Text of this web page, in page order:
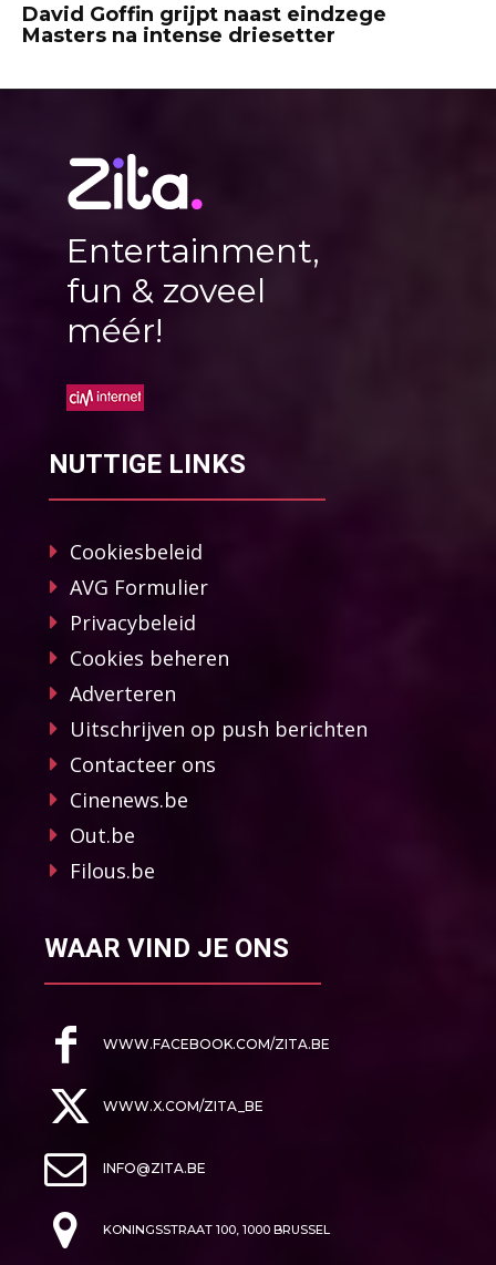
David Goffin grijpt naast eindzege
Masters na intense driesetter
Entertainment,
fun & zoveel
méér!
NUTTIGE LINKS
Cookiesbeleid
AVG Formulier
Privacybeleid
Cookies beheren
Adverteren
Uitschrijven op push berichten
Contacteer ons
Cinenews.be
Out.be
Filous.be
WAAR VIND JE ONS
WWW.FACEBOOK.COM/ZITA.BE
WWW.X.COM/ZITA_BE
INFO@ZITA.BE
KONINGSSTRAAT 100, 1000 BRUSSEL